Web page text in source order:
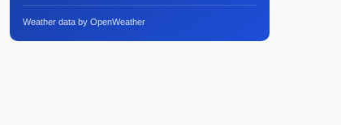
Weather data by OpenWeather